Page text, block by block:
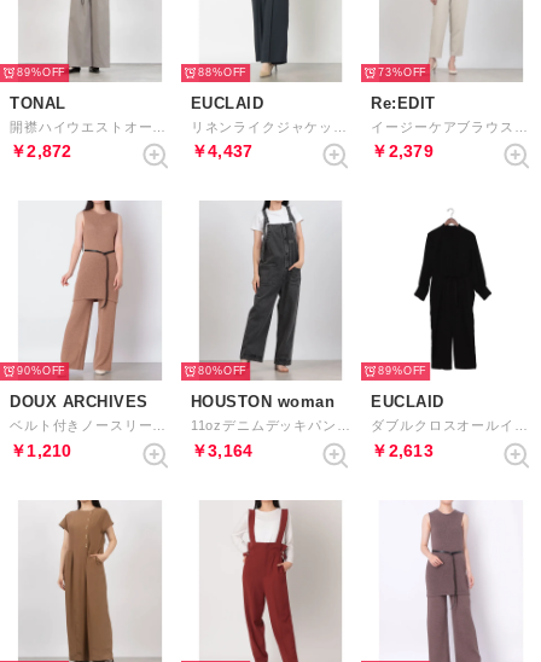
89%
TONAL
￥2,872
88%
EUCLAID
￥4,437
73%
Re:EDIT
￥2,379
90%
DOUX ARCHIVES
ベルト付きノースリーブニットセットアップ （MOCHA）
￥1,210
80%
HOUSTON woman
11ozデニムデッキパンツ （BVW）
￥3,164
89%
EUCLAID
ダブルクロスオールインワン （ブラック）
￥2,613